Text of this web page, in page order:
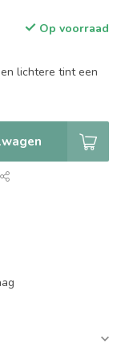
Op voorraad
lichtere tint een